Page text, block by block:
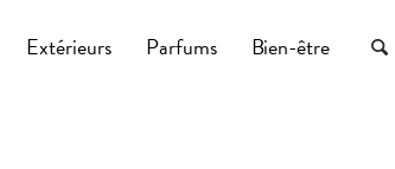
Extérieurs Parfums Bien-être